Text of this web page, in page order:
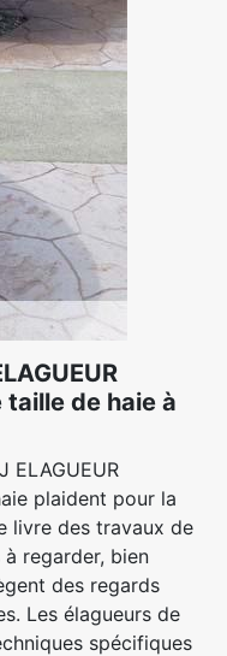
taille de haie à
ELAGUEUR
plaident pour la
livre des travaux de
regarder, bien
des regards
Les élagueurs de
spécifiques